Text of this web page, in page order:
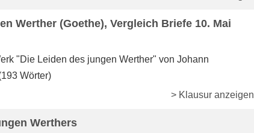
Werther (Goethe), Vergleich Briefe 10. Mai
"Die Leiden des jungen Werther" von Johann
Wörter)
> Klausur anzeigen
Werthers